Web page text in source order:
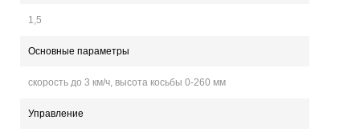
1,5
Основные параметры
скорость до 3 км/ч, высота косьбы 0-260 мм
Управление